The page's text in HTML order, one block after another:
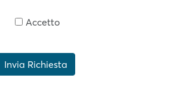
Accetto
Invia Richiesta